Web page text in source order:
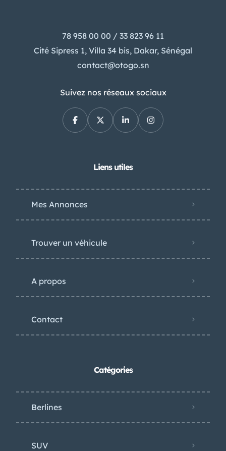
78 958 00 00 / 33 823 96 11
Cité Sipress 1, Villa 34 bis, Dakar, Sénégal
contact@otogo.sn
Suivez nos réseaux sociaux
Liens utiles
Mes Annonces
Trouver un véhicule
A propos
Contact
Catégories
Berlines
SUV